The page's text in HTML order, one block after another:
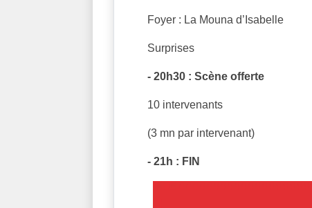
Foyer : La Mouna d’Isabelle
Surprises
- 20h30 : Scène offerte
10 intervenants
(3 mn par intervenant)
- 21h : FIN